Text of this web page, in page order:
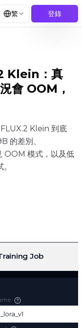
繁 登錄
Klein：真
會 OOM，
Klein 到底
的差別、
模式，以及低